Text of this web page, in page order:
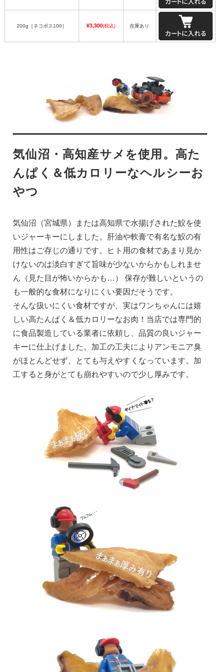
200g［ネコポス100］ ¥3,300(税込) 在庫あり
気仙沼・高知産サメを使用。高た
んぱく＆低カロリーなヘルシーお
やつ
気仙沼（宮城県）または高知県で水揚げされた鮫を使
いジャーキーにしました。肝油や軟膏で有名な鮫の有
用性はご存じの通りです。ヒト用の食材であまり見か
けないのは淡白すぎて旨味が少ないからかもしれませ
ん（見た目が怖いからかも…） 保存が難しいというの
も一般的な食材になりにくい要因だそうです。
そんな扱いにくい食材ですが、実はワンちゃんには嬉
しい高たんぱく＆低カロリーなお肉！当店では専門的
に食品製造している業者に依頼し、品質の良いジャー
キーに仕上げました。加工の工夫によりアンモニア臭
がほとんどせず、とても与えやすくなっています。加
工すると身がとても崩れやすいので少し厚みです。